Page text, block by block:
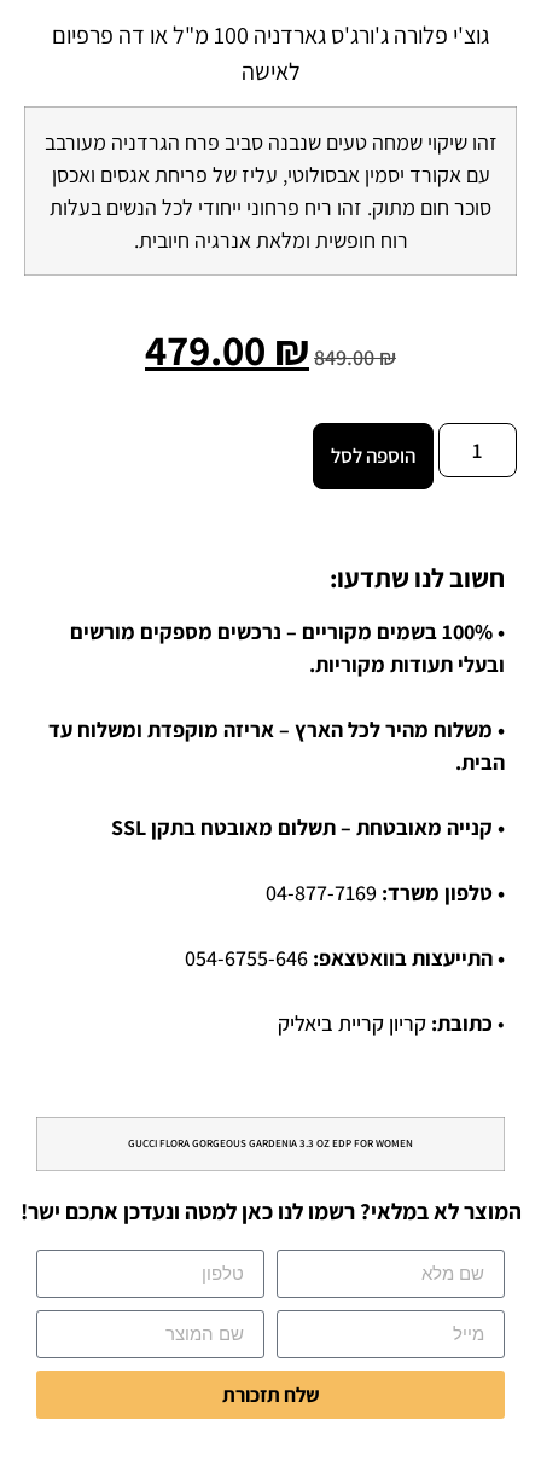
גוצ'י פלורה ג'ורג'ס גארדניה 100 מ"ל או דה פרפיום
לאישה
זהו שיקוי שמחה טעים שנבנה סביב פרח הגרדניה מעורבב
עם אקורד יסמין אבסולוטי, עליז של פריחת אגסים ואכסן
סוכר חום מתוק. זהו ריח פרחוני ייחודי לכל הנשים בעלות
רוח חופשית ומלאת אנרגיה חיובית.
849.00₪
479.00 ₪
הוספה לסל
חשוב לנו שתדעו:
• 100% בשמים מקוריים – נרכשים מספקים מורשים
ובעלי תעודות מקוריות.
• משלוח מהיר לכל הארץ – אריזה מוקפדת ומשלוח עד
הבית.
• קנייה מאובטחת – תשלום מאובטח בתקן SSL
• טלפון משרד:
• התייעצות בוואטצאפ:
• כתובת: קריון קריית ביאליק
GUCCI FLORA GORGEOUS GARDENIA 3.3 OZ EDP FOR WOMEN
המוצר לא במלאי? רשמו לנו כאן למטה ונעדכן אתכם ישר!
שלח תזכורת